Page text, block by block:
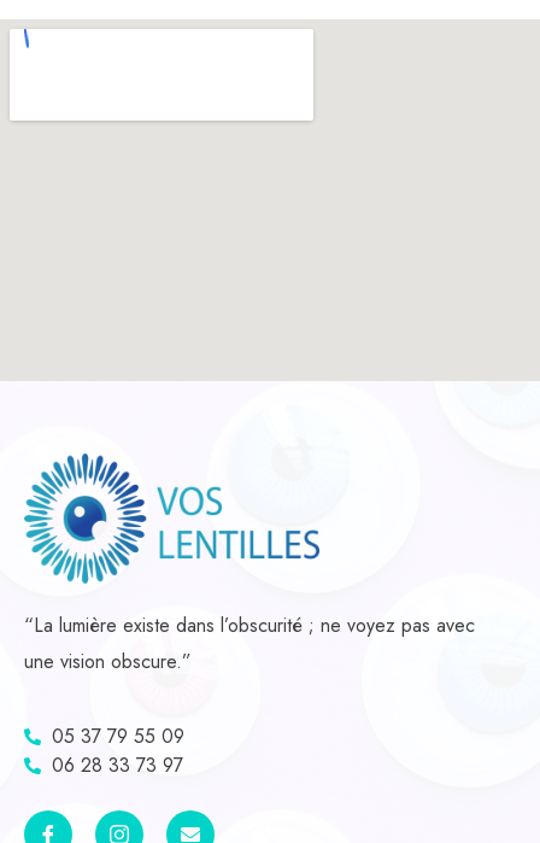
“La lumière existe dans l’obscurité ; ne voyez pas avec
une vision obscure.”
05 37 79 55 09
06 28 33 73 97